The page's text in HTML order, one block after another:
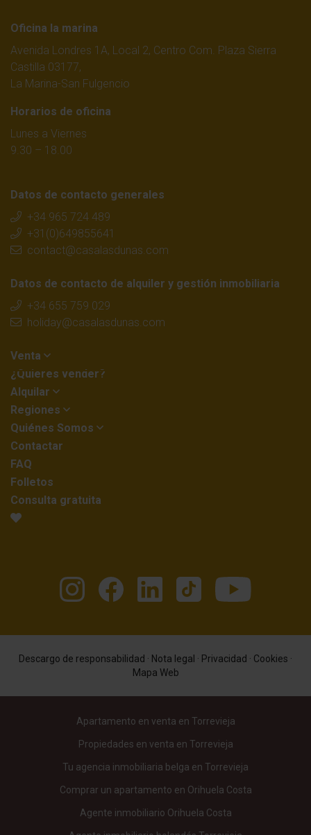
Oficina la marina
Avenida Londres 1A, Local 2, Centro Com. Plaza Sierra
Castilla 03177,
La Marina-San Fulgencio
Horarios de oficina
Lunes a Viernes
9.30 – 18.00
Datos de contacto generales
+34 965 724 489
+31(0)649855641
contact@casalasdunas.com
Datos de contacto de alquiler y gestión inmobiliaria
+34 655 759 029
holiday@casalasdunas.com
Venta
¿Quieres vender?
Alquilar
Regiones
Quiénes Somos
Contactar
FAQ
Folletos
Consulta gratuita
Descargo de responsabilidad · Nota legal · Privacidad · Cookies ·
Mapa Web
Apartamento en venta en Torrevieja
Propiedades en venta en Torrevieja
Tu agencia inmobiliaria belga en Torrevieja
Comprar un apartamento en Orihuela Costa
Agente inmobiliario Orihuela Costa